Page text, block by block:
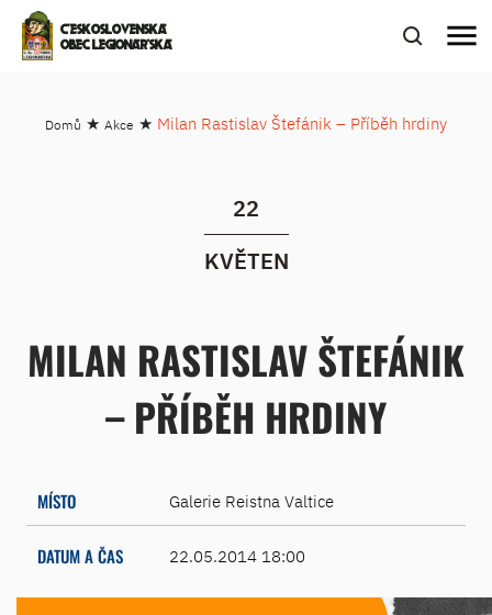
ČESKOSLOVENSKÁ
OBEC LEGIONÁŘSKÁ
menu
Domů ★ Akce ★ Milan Rastislav Štefánik – Příběh hrdiny
22
KVĚTEN
MILAN RASTISLAV ŠTEFÁNIK
– PŘÍBĚH HRDINY
MÍSTO Galerie Reistna Valtice
DATUM A ČAS 22.05.2014 18:00